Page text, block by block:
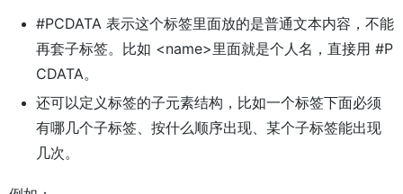
#PCDATA 表示这个标签里面放的是普通文本内容，不能
再套子标签。比如 <name>里面就是个人名，直接用 #P
CDATA。
还可以定义标签的子元素结构，比如一个标签下面必须
有哪几个子标签、按什么顺序出现、某个子标签能出现
几次。